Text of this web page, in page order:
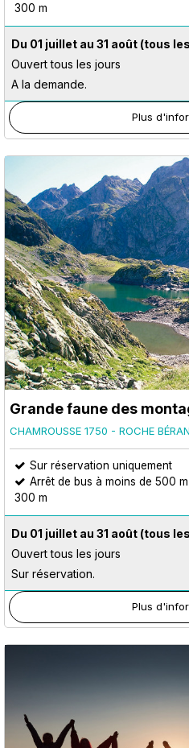
300 m
Du 01 juillet au 31 août (tous
Ouvert tous les jours
A la demande.
Plus
Grande faune des
CHAMROUSSE 1750 - ROCHE
Sur réservation uniquement
Arrêt de bus à moins de 500 m
300 m
Du 01 juillet au 31 août (tous
Ouvert tous les jours
Sur réservation.
Plus